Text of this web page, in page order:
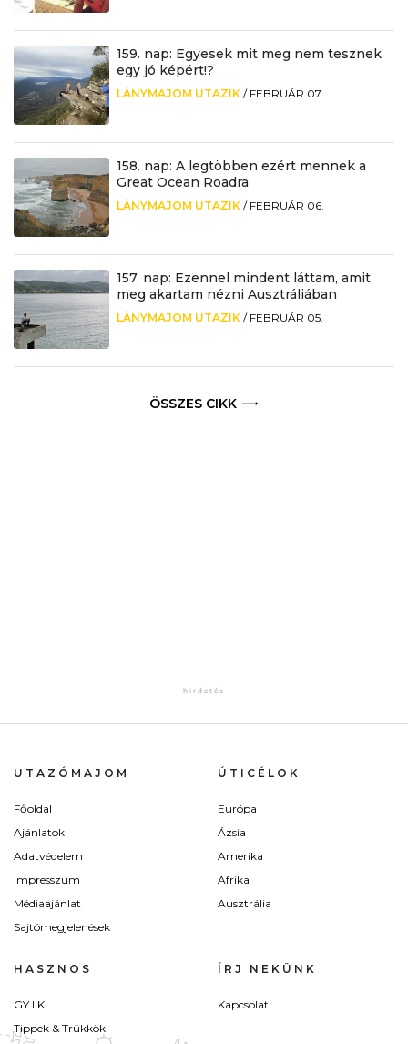
159. nap: Egyesek mit meg nem tesznek
egy jó képért!?
LÁNYMAJOM UTAZIK / FEBRUÁR 07.
158. nap: A legtöbben ezért mennek a
Great Ocean Roadra
LÁNYMAJOM UTAZIK / FEBRUÁR 06.
157. nap: Ezennel mindent láttam, amit
meg akartam nézni Ausztráliában
LÁNYMAJOM UTAZIK / FEBRUÁR 05.
ÖSSZES CIKK
UTAZÓMAJOM
Főoldal
Ajánlatok
Adatvédelem
Impresszum
Médiaajánlat
Sajtómegjelenések
ÚTICÉLOK
Európa
Ázsia
Amerika
Afrika
Ausztrália
HASZNOS
GY.I.K.
Tippek & Trükkök
ÍRJ NEKÜNK
Kapcsolat